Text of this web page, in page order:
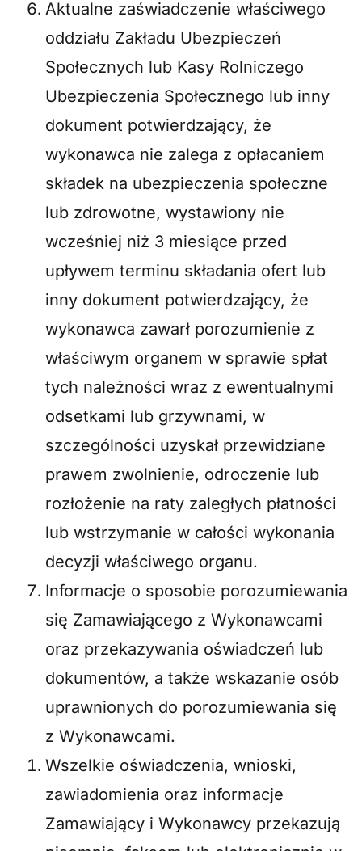
Aktualne zaświadczenie właściwego
oddziału Zakładu Ubezpieczeń
Społecznych lub Kasy Rolniczego
Ubezpieczenia Społecznego lub inny
dokument potwierdzający, że
wykonawca nie zalega z opłacaniem
składek na ubezpieczenia społeczne
lub zdrowotne, wystawiony nie
wcześniej niż 3 miesiące przed
upływem terminu składania ofert lub
inny dokument potwierdzający, że
wykonawca zawarł porozumienie z
właściwym organem w sprawie spłat
tych należności wraz z ewentualnymi
odsetkami lub grzywnami, w
szczególności uzyskał przewidziane
prawem zwolnienie, odroczenie lub
rozłożenie na raty zaległych płatności
lub wstrzymanie w całości wykonania
decyzji właściwego organu.
Informacje o sposobie porozumiewania
się Zamawiającego z Wykonawcami
oraz przekazywania oświadczeń lub
dokumentów, a także wskazanie osób
uprawnionych do porozumiewania się
z Wykonawcami.
Wszelkie oświadczenia, wnioski,
zawiadomienia oraz informacje
Zamawiający i Wykonawcy przekazują